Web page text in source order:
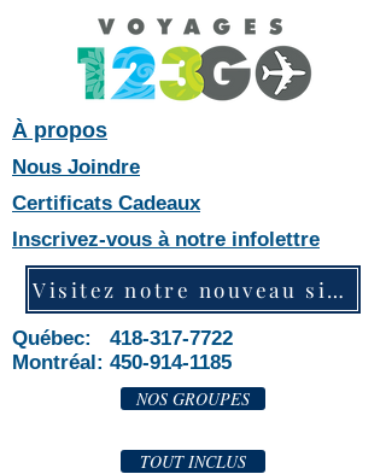
À propos
Nous Joindre
Certificats Cadeaux
Inscrivez-vous à notre infolettre
Visitez notre nouveau site web!
Québec: 418-317-7722
Montréal: 450-914-1185
NOS GROUPES
TOUT INCLUS